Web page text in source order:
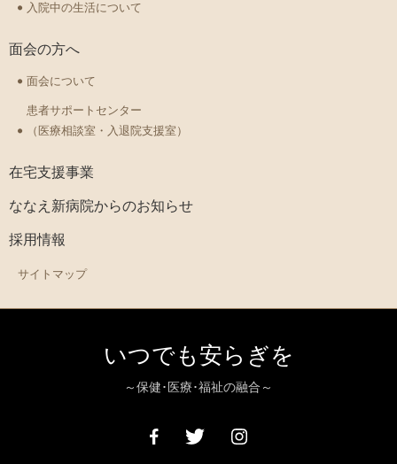
入院中の生活について
面会の方へ
面会について
患者サポートセンター
（医療相談室・入退院支援室）
在宅支援事業
ななえ新病院からのお知らせ
採用情報
サイトマップ
いつでも安らぎを
～保健･医療･福祉の融合～